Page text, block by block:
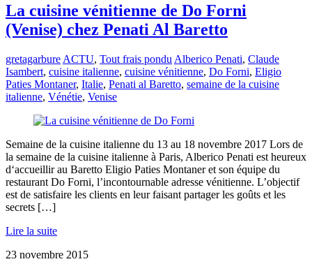
La cuisine vénitienne de Do Forni
(Venise) chez Penati Al Baretto
gretagarbure ACTU, Tout frais pondu Alberico Penati, Claude
Isambert, cuisine italienne, cuisine vénitienne, Do Forni, Eligio
Paties Montaner, Italie, Penati al Baretto, semaine de la cuisine
italienne, Vénétie, Venise
Semaine de la cuisine italienne du 13 au 18 novembre 2017 Lors de
la semaine de la cuisine italienne à Paris, Alberico Penati est heureux
d‘accueillir au Baretto Eligio Paties Montaner et son équipe du
restaurant Do Forni, l’incontournable adresse vénitienne. L’objectif
est de satisfaire les clients en leur faisant partager les goûts et les
secrets […]
Lire la suite
23 novembre 2015